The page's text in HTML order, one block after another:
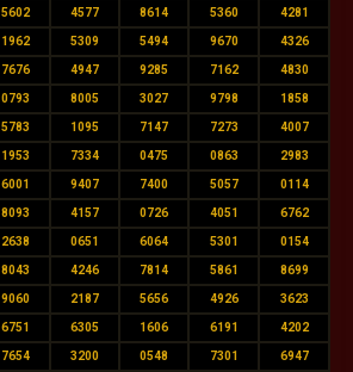
5602 4577 8614 5360 4281
1962 5309 5494 9670 4326
7676 4947 9285 7162 4830
0793 8005 3027 9798 1858
5783 1095 7147 7273 4007
1953 7334 0475 0863 2983
6001 9407 7400 5057 0114
8093 4157 0726 4051 6762
2638 0651 6064 5301 0154
8043 4246 7814 5861 8699
9060 2187 5656 4926 3623
6751 6305 1606 6191 4202
7654 3200 0548 7301 6947